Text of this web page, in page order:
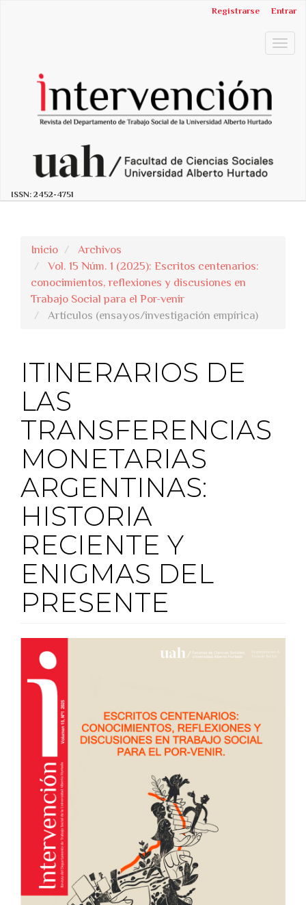
##plugins.themes.bootstrap3.accessible_menu.label##
Registrarse Entrar
ISSN: 2452-4751
Inicio
Archivos
Vol. 15 Núm. 1 (2025): Escritos centenarios:
conocimientos, reflexiones y discusiones en
Trabajo Social para el Por-venir
Artículos (ensayos/investigación empírica)
ITINERARIOS DE
LAS
TRANSFERENCIAS
MONETARIAS
ARGENTINAS:
HISTORIA
RECIENTE Y
ENIGMAS DEL
PRESENTE